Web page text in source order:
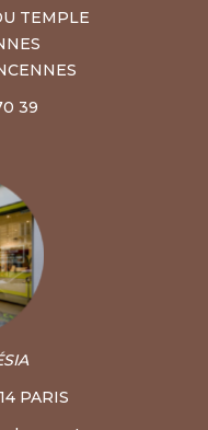
TEMPLE
39
PARIS